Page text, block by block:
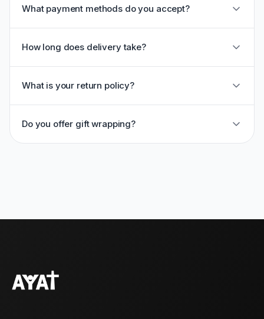
What payment methods do you accept?
How long does delivery take?
What is your return policy?
Do you offer gift wrapping?